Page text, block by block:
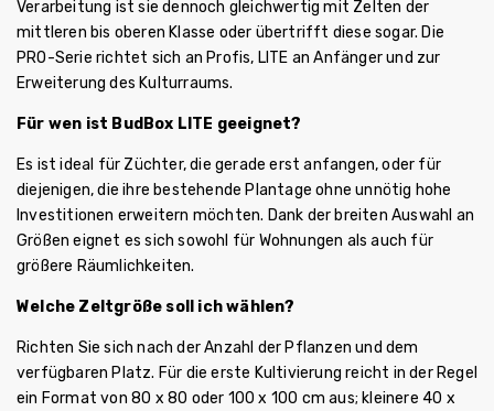
Verarbeitung ist sie dennoch gleichwertig mit Zelten der
mittleren bis oberen Klasse oder übertrifft diese sogar. Die
PRO-Serie richtet sich an Profis, LITE an Anfänger und zur
Erweiterung des Kulturraums.
Für wen ist BudBox LITE geeignet?
Es ist ideal für Züchter, die gerade erst anfangen, oder für
diejenigen, die ihre bestehende Plantage ohne unnötig hohe
Investitionen erweitern möchten. Dank der breiten Auswahl an
Größen eignet es sich sowohl für Wohnungen als auch für
größere Räumlichkeiten.
Welche Zeltgröße soll ich wählen?
Richten Sie sich nach der Anzahl der Pflanzen und dem
verfügbaren Platz. Für die erste Kultivierung reicht in der Regel
ein Format von 80 x 80 oder 100 x 100 cm aus; kleinere 40 x